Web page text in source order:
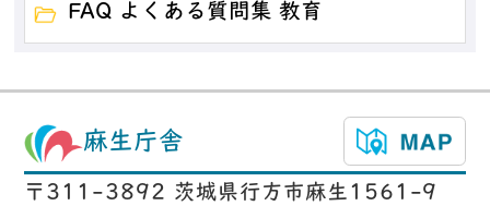
FAQ よくある質問集 教育
麻生庁舎
〒311-3892 茨城県行方市麻生1561-9